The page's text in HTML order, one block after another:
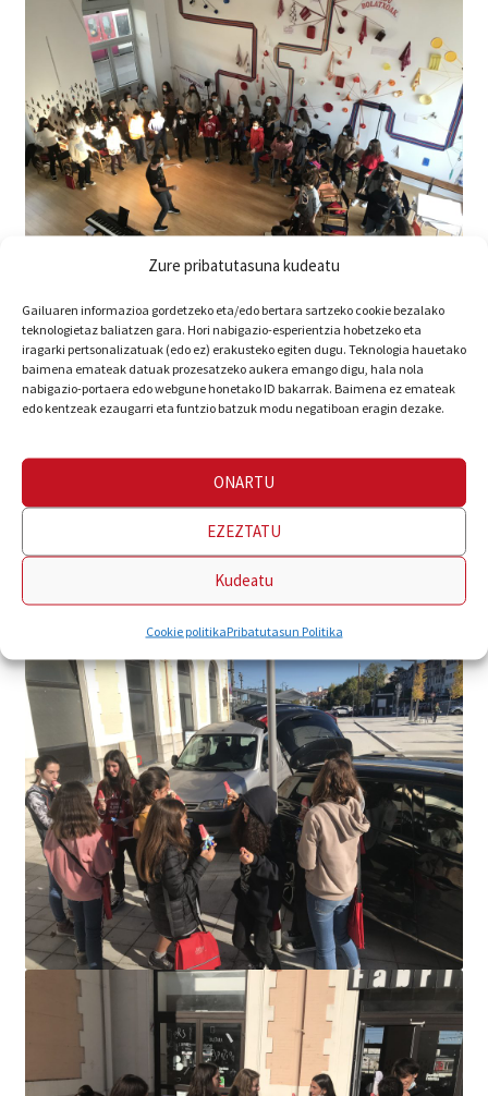
Zure pribatutasuna kudeatu
Gailuaren informazioa gordetzeko eta/edo bertara sartzeko cookie bezalako
teknologietaz baliatzen gara. Hori nabigazio-esperientzia hobetzeko eta
iragarki pertsonalizatuak (edo ez) erakusteko egiten dugu. Teknologia hauetako
baimena emateak datuak prozesatzeko aukera emango digu, hala nola
nabigazio-portaera edo webgune honetako ID bakarrak. Baimena ez emateak
edo kentzeak ezaugarri eta funtzio batzuk modu negatiboan eragin dezake.
ONARTU
EZEZTATU
Kudeatu
Cookie politikaPribatutasun Politika